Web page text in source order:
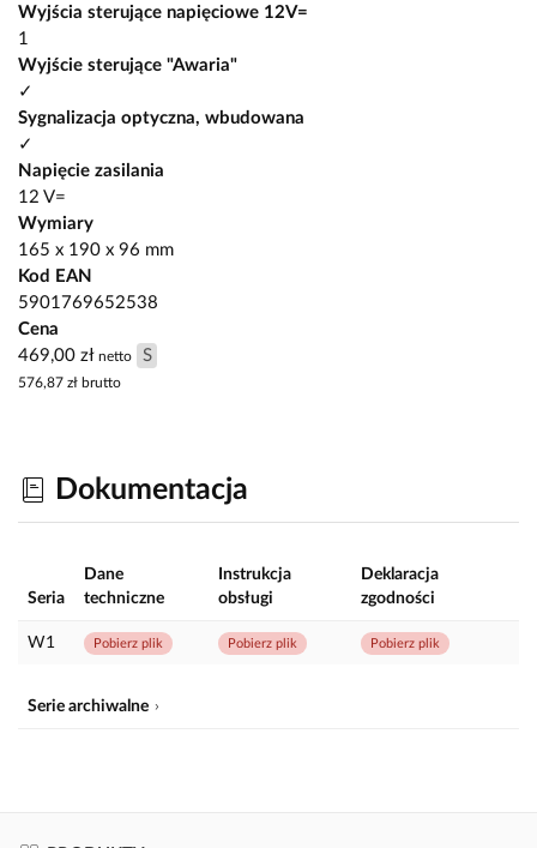
Wyjścia sterujące napięciowe 12V=
1
Wyjście sterujące "Awaria"
✓
Sygnalizacja optyczna, wbudowana
✓
Napięcie zasilania
12 V=
Wymiary
165 x 190 x 96 mm
Kod EAN
5901769652538
Cena
469,00 zł netto S
576,87 zł brutto
Dokumentacja
Seria
Dane
techniczne
Instrukcja
obsługi
Deklaracja
zgodności
W1 Pobierz plik Pobierz plik Pobierz plik
Serie archiwalne